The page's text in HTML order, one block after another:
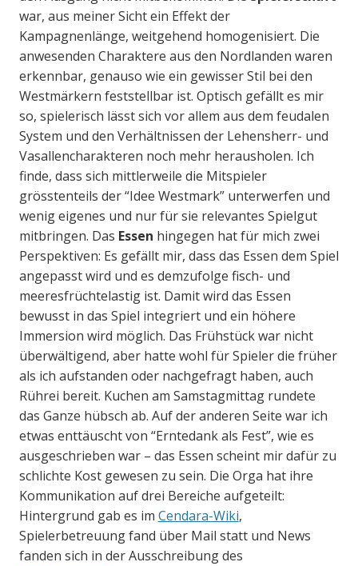
war, aus meiner Sicht ein Effekt der
Kampagnenlänge, weitgehend homogenisiert. Die
anwesenden Charaktere aus den Nordlanden waren
erkennbar, genauso wie ein gewisser Stil bei den
Westmärkern feststellbar ist. Optisch gefällt es mir
so, spielerisch lässt sich vor allem aus dem feudalen
System und den Verhältnissen der Lehensherr- und
Vasallencharakteren noch mehr herausholen. Ich
finde, dass sich mittlerweile die Mitspieler
grösstenteils der “Idee Westmark” unterwerfen und
wenig eigenes und nur für sie relevantes Spielgut
mitbringen. Das Essen hingegen hat für mich zwei
Perspektiven: Es gefällt mir, dass das Essen dem Spiel
angepasst wird und es demzufolge fisch- und
meeresfrüchtelastig ist. Damit wird das Essen
bewusst in das Spiel integriert und ein höhere
Immersion wird möglich. Das Frühstück war nicht
überwältigend, aber hatte wohl für Spieler die früher
als ich aufstanden oder nachgefragt haben, auch
Rührei bereit. Kuchen am Samstagmittag rundete
das Ganze hübsch ab. Auf der anderen Seite war ich
etwas enttäuscht von “Erntedank als Fest”, wie es
ausgeschrieben war – das Essen scheint mir dafür zu
schlichte Kost gewesen zu sein. Die Orga hat ihre
Kommunikation auf drei Bereiche aufgeteilt:
Hintergrund gab es im Cendara-Wiki,
Spielerbetreuung fand über Mail statt und News
fanden sich in der Ausschreibung des